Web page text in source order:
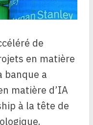
de
en matière
banque a
matière d’IA
à la tête de